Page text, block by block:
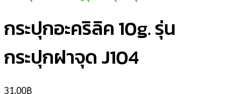
กระปุกอะคริลิค 10g. รุ่น
กระปุกฝาจุด J104
31.00฿